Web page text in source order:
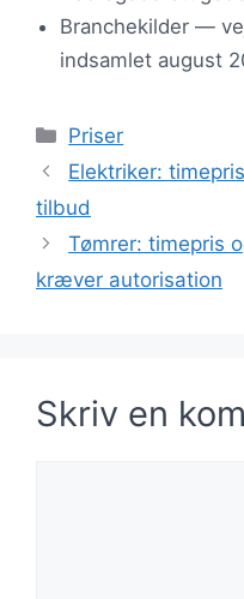
Branchekilder —
indsamlet august
Kategorier
Priser
Elektriker:
tilbud
Tømrer: timepris
kræver autorisation
Skriv en